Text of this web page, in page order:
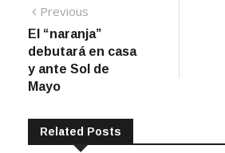
Navegación
de
entradas
Previous
post:
El “naranja”
debutará en casa
y ante Sol de
Mayo
Related Posts